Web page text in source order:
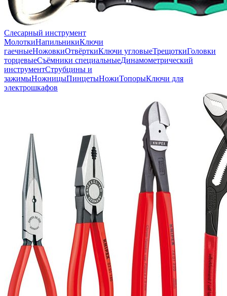
Слесарный инструмент
МолоткиНапильникиКлючи
гаечныеНожовкиОтвёрткиКлючи угловыеТрещоткиГоловки
торцевыеСъёмники специальныеДинамометрический
инструментСтрубцины и
зажимыНожницыПинцетыНожиТопорыКлючи для
электрошкафов